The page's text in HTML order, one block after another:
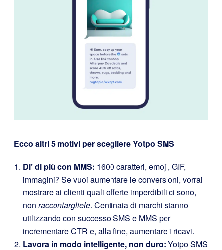
Ecco altri 5 motivi per scegliere Yotpo SMS
Di’ di più con MMS: 1600 caratteri, emoji, GIF,
immagini? Se vuoi aumentare le conversioni, vorrai
mostrare ai clienti quali offerte imperdibili ci sono,
non raccontargliele. Centinaia di marchi stanno
utilizzando con successo SMS e MMS per
incrementare CTR e, alla fine, aumentare i ricavi.
Lavora in modo intelligente, non duro: Yotpo SMS